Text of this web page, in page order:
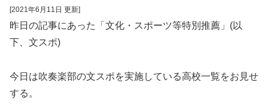
[2021年6月11日 更新]
昨日の記事にあった「文化・スポーツ等特別推薦」(以
下、文スポ)
今日は吹奏楽部の文スポを実施している高校一覧をお見せ
する。